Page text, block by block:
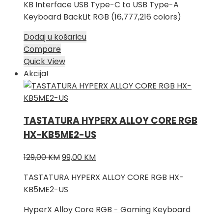
KB Interface USB Type-C to USB Type-A
Keyboard BackLit RGB (16,777,216 colors)
Dodaj u košaricu
Compare
Quick View
Akcija!
TASTATURA HYPERX ALLOY CORE RGB
HX-KB5ME2-US
129,00KMIzvorna
bila
je:
129,00 KM.
99,00 KMTrenutna
je:
TASTATURA HYPERX ALLOY CORE RGB HX-
KB5ME2-US
HyperX Alloy Core RGB - Gaming Keyboard